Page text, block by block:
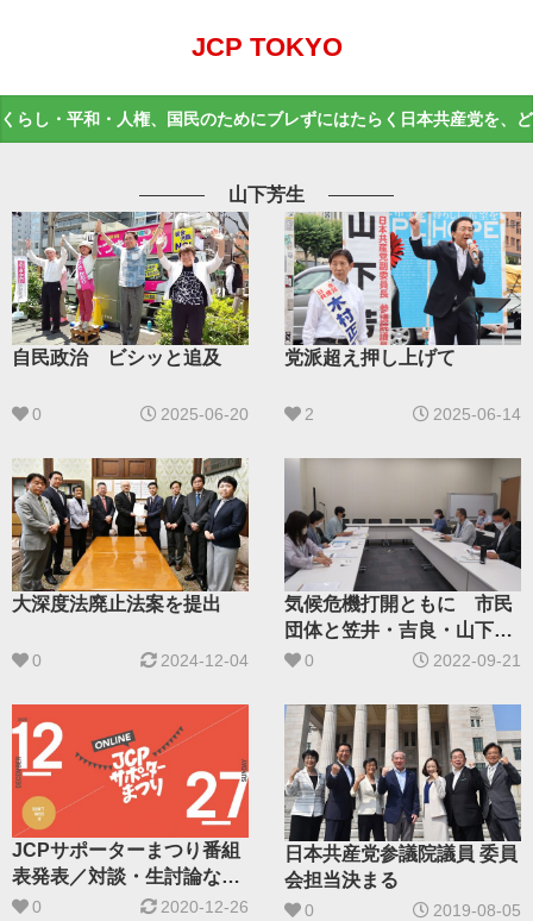
JCP TOKYO
くらし・平和・人権、国民のためにブレずにはたらく日本共産党を、
山下芳生
自民政治 ビシッと追及
0 2025-06-20
党派超え押し上げて
2 2025-06-14
大深度法廃止法案を提出
0 2024-12-04
気候危機打開ともに 市民
団体と笠井・吉良・山下氏
懇談
0 2022-09-21
JCPサポーターまつり番組
表発表／対談・生討論など
多彩
0 2020-12-26
日本共産党参議院議員 委員
会担当決まる
0 2019-08-05